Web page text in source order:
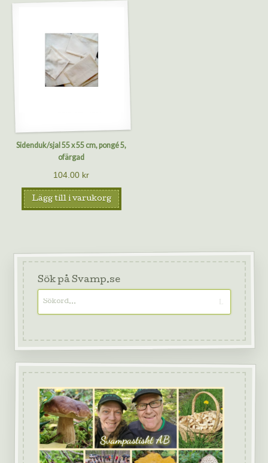
Sidenduk/sjal 55 x 55 cm, pongé 5,
ofärgad
104.00 kr
Lägg till i varukorg
Sök på Svamp.se